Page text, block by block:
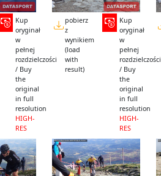
Kup
oryginał
w
pełnej
rozdzielczości
/ Buy
the
original
in full
resolution
HIGH-
RES
pobierz
z
wynikiem
(load
with
result)
Kup
oryginał
w
pełnej
rozdzielczości
/ Buy
the
original
in full
resolution
HIGH-
RES